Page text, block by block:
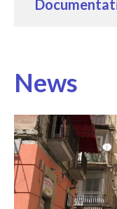
News